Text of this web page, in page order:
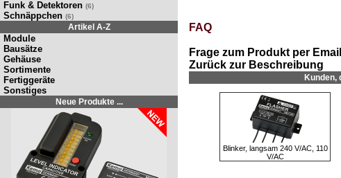
Funk & Detektoren (6)
Schnäppchen (6)
Artikel A-Z
Module
Bausätze
Gehäuse
Sortimente
Fertiggeräte
Sonstiges
Neue Produkte ...
FAQ
Frage zum Produkt per
Zurück zur Beschreibung
Kunden,
Blinker, langsam 240 V/AC, 110
V/AC